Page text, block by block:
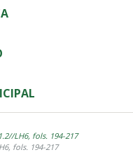
LH6, fols. 194-217
fols. 194-217